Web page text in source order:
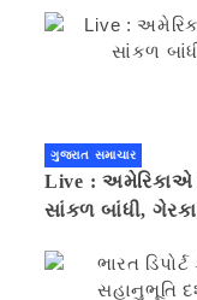
ગુજરાત સમાચાર
Live : અમેરિકાએ
સાંકળ બાંધી,